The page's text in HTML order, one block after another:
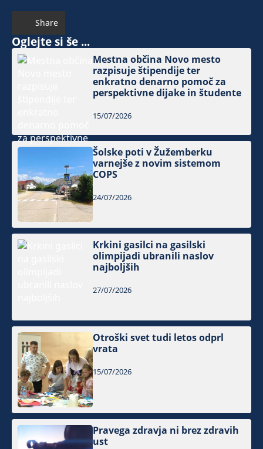
Share
Oglejte si še ...
Mestna občina Novo mesto
razpisuje štipendije ter
enkratno denarno pomoč za
perspektivne dijake in študente
15/07/2026
Šolske poti v Žužemberku
varnejše z novim sistemom
COPS
24/07/2026
Krkini gasilci na gasilski
olimpijadi ubranili naslov
najboljših
27/07/2026
Otroški svet tudi letos odprl
vrata
15/07/2026
Pravega zdravja ni brez zdravih
ust